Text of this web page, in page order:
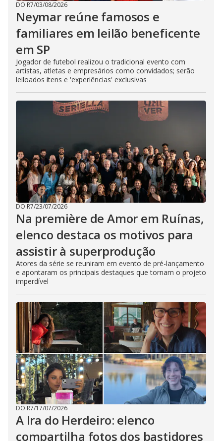
DO R7/03/08/2026
Neymar reúne famosos e
familiares em leilão beneficente
em SP
Jogador de futebol realizou o tradicional evento com
artistas, atletas e empresários como convidados; serão
leiloados itens e 'experiências' exclusivas
DO R7/23/07/2026
Na première de Amor em Ruínas,
elenco destaca os motivos para
assistir à superprodução
Atores da série se reuniram em evento de pré-lançamento
e apontaram os principais destaques que tornam o projeto
imperdível
DO R7/17/07/2026
A Ira do Herdeiro: elenco
compartilha fotos dos bastidores